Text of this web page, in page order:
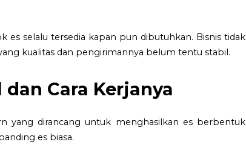
es selalu tersedia kapan pun dibutuhkan. Bisnis tidak
kualitas dan pengirimannya belum tentu stabil.
Cara Kerjanya
yang dirancang untuk menghasilkan es berbentuk
es biasa.